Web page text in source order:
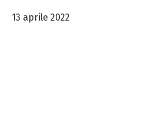
13 aprile 2022